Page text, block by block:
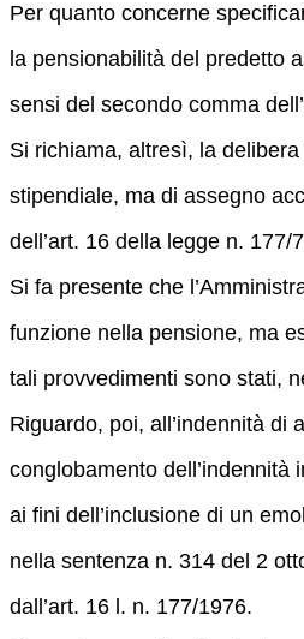
Per quanto concerne
la pensionabilità del predetto
sensi del secondo comma
Si richiama, altresì, la
stipendiale, ma di assegno
dell’art. 16 della legge n.
Si fa presente che
funzione nella pensione, ma
tali provvedimenti sono stati,
Riguardo, poi, all’indennità di
conglobamento
ai fini dell’inclusione di un
nella sentenza n. 314 del 2
dall’art. 16 l. n. 177/1976.